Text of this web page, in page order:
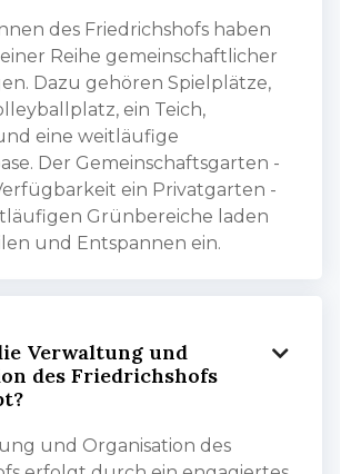
des Friedrichshofs haben
Reihe gemeinschaftlicher
Dazu gehören Spielplätze,
ein Teich,
eine weitläufige
Der Gemeinschaftsgarten -
ein Privatgarten -
Grünbereiche laden
und Entspannen ein.
Verwaltung und
des Friedrichshofs

und Organisation des